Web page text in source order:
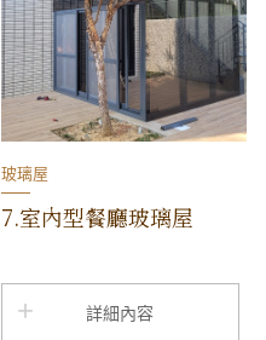
玻璃屋
7.室內型餐廳玻璃屋
詳細內容